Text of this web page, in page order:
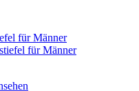
für Männer
für Männer